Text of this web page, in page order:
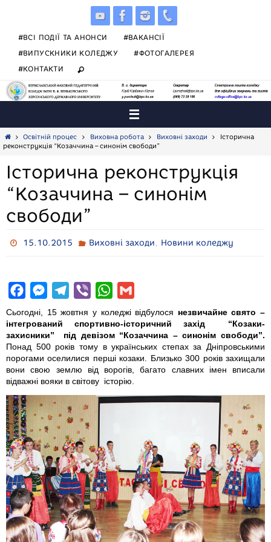
#ВСІ ПОДІЇ ТА АНОНСИ
#ВАКАНСІЇ
#ВИПУСКНИКИ КОЛЕДЖУ
#ФОТОГАЛЕРЕЯ
#КОНТАКТИ
HomeОсвітній процес Виховна робота Виховні заходи
Історична
реконструкція “Козаччина – синонім свободи”
Історична реконструкція
“Козаччина – синонім
свободи”
15.10.2015 Виховні заходи, Новини коледжу
c
e
b
o
k
M
e
s
s
e
n
r
e
g
r
m
b
e
r
W
a
t
s
A
m
a
i
l
Сьогодні, 15 жовтня у коледжі відбулося незвичайне свято –
інтегрований спортивно-історичний захід “Козаки-
захисники” під девізом “Козаччина – синонім свободи”.
Понад 500 років тому в українських степах за Дніпровськими
порогами оселилися перші козаки. Близько 300 років захищали
вони свою землю від ворогів, багато славних імен вписали
відважні вояки в світову історію.